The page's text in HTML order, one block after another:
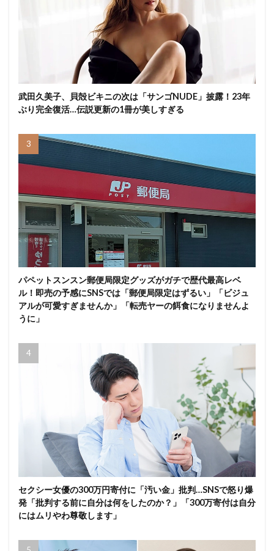
武田久美子、貝殻ビキニの次は「サンゴNUDE」披露！23年
ぶり完全復活…伝説更新の1冊が美しすぎる
パペットスンスン郵便局限定グッズがガチで歴代最高レベ
ル！即売の予感にSNSでは「郵便局限定はずるい」「ビジュ
アルが可愛すぎませんか」「転売ヤーの餌食になりませんよ
うに」
セクシー女優の300万円寄付に「汚い金」批判…SNSで怒り爆
発「批判する前に自分は何をしたのか？」「300万寄付は自分
にはムリやわ尊敬します」